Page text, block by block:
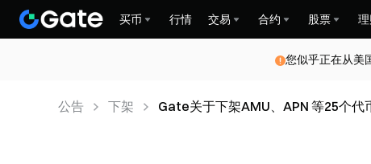
买币 行情 交易 合约 股票
您似乎正在从美
公告 下架 Gate关于下架AMU、APN 等25个代